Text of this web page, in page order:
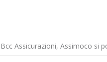
Assicurazioni, Assimoco si